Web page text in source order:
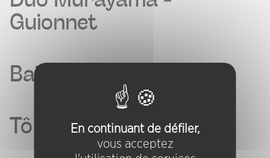
Guionnet
Baise en Ville
Tô
En continuant de défiler,
vous acceptez